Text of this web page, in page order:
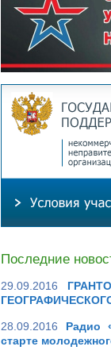
Последние
29.09.2016
28.09.2016
Радио
старте